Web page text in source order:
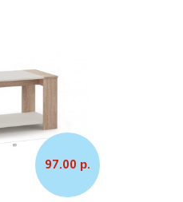
97.00 р.